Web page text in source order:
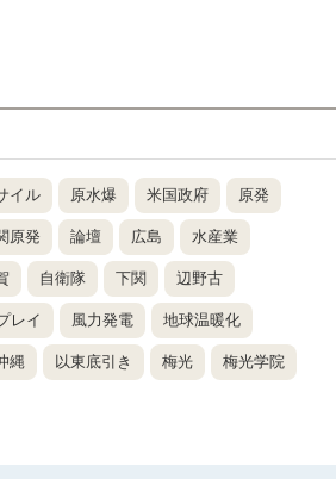
イル 原水爆 米国政府 原発
原発 論壇 広島 水産業
自衛隊 下関 辺野古
レイ 風力発電 地球温暖化
縄 以東底引き 梅光 梅光学院